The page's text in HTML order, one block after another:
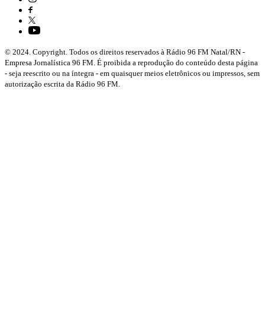
© 2024. Copyright. Todos os direitos reservados à Rádio 96 FM Natal/RN -
Empresa Jornalística 96 FM. É proibida a reprodução do conteúdo desta página
- seja reescrito ou na íntegra - em quaisquer meios eletrônicos ou impressos, sem
autorização escrita da Rádio 96 FM.